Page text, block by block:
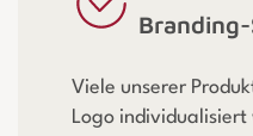
Viele unserer
Logo